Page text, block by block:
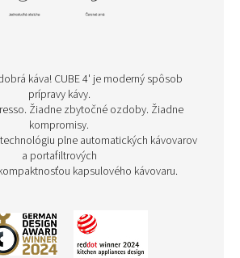
káva! CUBE 4' je moderný spôsob
prípravy kávy.
Žiadne zbytočné ozdoby. Žiadne
kompromisy.
plne automatických kávovarov
a portafiltrových
kapsulového kávovaru.